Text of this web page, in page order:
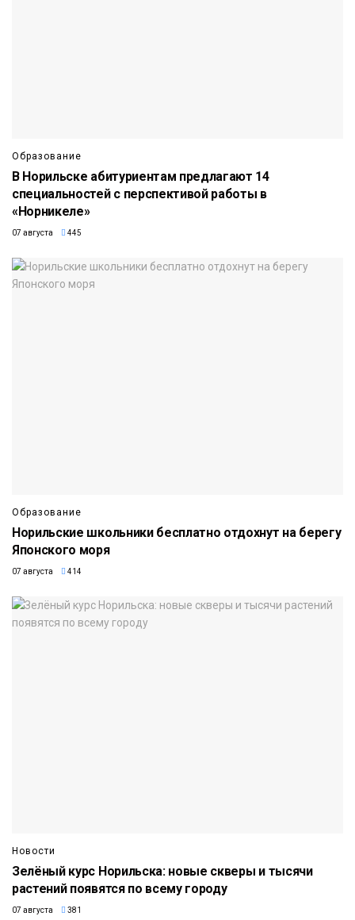
Образование
В Норильске абитуриентам предлагают 14
специальностей с перспективой работы в
«Норникеле»
07 августа 445
Образование
Норильские школьники бесплатно отдохнут на берегу
Японского моря
07 августа 414
Новости
Зелёный курс Норильска: новые скверы и тысячи
растений появятся по всему городу
07 августа 381